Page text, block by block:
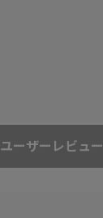
ユーザーレビュー